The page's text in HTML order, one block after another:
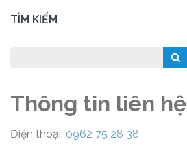
TÌM KIẾM
Thông tin liên hệ
Điện thoại: 0962 75 28 38